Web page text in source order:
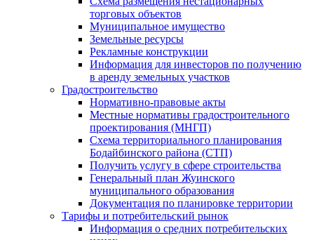
торговых объектов
Муниципальное имущество
Земельные ресурсы
Рекламные конструкции
Информация для инвесторов по получению
в аренду земельных участков
Градостроительство
Нормативно-правовые акты
Местные нормативы градостроительного
проектирования (МНГП)
Схема территориального планирования
Бодайбинского района (СТП)
Получить услугу в сфере строительства
Генеральный план Жуинского
муниципального образования
Документация по планировке территории
Тарифы и потребительский рынок
Информация о средних потребительских